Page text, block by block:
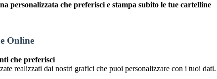
personalizzata che preferisci e stampa subito le tue cartelline
Online
che preferisci
realizzati dai nostri grafici che puoi personalizzare con i tuoi dati.